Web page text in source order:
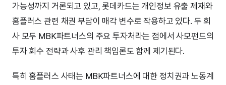
가능성까지 거론되고 있고, 롯데카드는 개인정보 유출 제재와
홈플러스 관련 채권 부담이 매각 변수로 작용하고 있다. 두 회
사 모두 MBK파트너스의 주요 투자처라는 점에서 사모펀드의
투자 회수 전략과 사후 관리 책임론도 함께 제기된다.
특히 홈플러스 사태는 MBK파트너스에 대한 정치권과 노동계